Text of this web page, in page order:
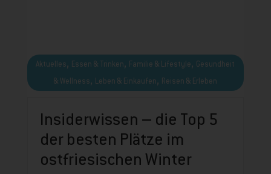
Aktuelles , Essen & Trinken , Familie & Lifestyle , Gesundheit
& Wellness , Leben & Einkaufen , Reisen & Erleben
Insiderwissen – die Top 5
der besten Plätze im
ostfriesischen Winter